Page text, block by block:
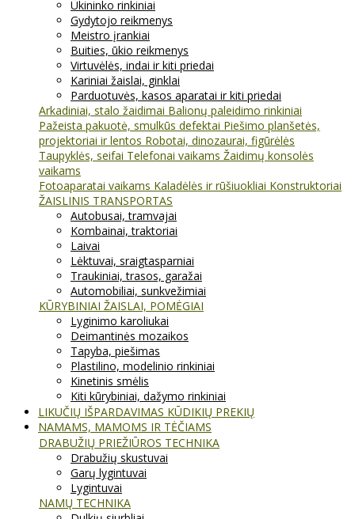
Ūkininko rinkiniai
Gydytojo reikmenys
Meistro įrankiai
Buities, ūkio reikmenys
Virtuvėlės, indai ir kiti priedai
Kariniai žaislai, ginklai
Parduotuvės, kasos aparatai ir kiti priedai
Arkadiniai, stalo žaidimai Balionų paleidimo rinkiniai
Pažeista pakuotė, smulkūs defektai Piešimo planšetės,
projektoriai ir lentos Robotai, dinozaurai, figūrėlės
Taupyklės, seifai Telefonai vaikams Žaidimų konsolės
vaikams
Fotoaparatai vaikams Kaladėlės ir rūšiuokliai Konstruktoriai
ŽAISLINIS TRANSPORTAS
Autobusai, tramvajai
Kombainai, traktoriai
Laivai
Lėktuvai, sraigtasparniai
Traukiniai, trasos, garažai
Automobiliai, sunkvežimiai
KŪRYBINIAI ŽAISLAI, POMĖGIAI
Lyginimo karoliukai
Deimantinės mozaikos
Tapyba, piešimas
Plastilino, modelinio rinkiniai
Kinetinis smėlis
Kiti kūrybiniai, dažymo rinkiniai
LIKUČIŲ IŠPARDAVIMAS KŪDIKIŲ PREKIŲ
NAMAMS, MAMOMS IR TĖČIAMS
DRABUŽIŲ PRIEŽIŪROS TECHNIKA
Drabužių skustuvai
Garų lygintuvai
Lygintuvai
NAMŲ TECHNIKA